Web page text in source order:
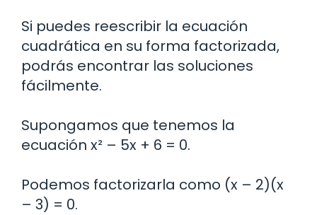
Si puedes reescribir la ecuación
cuadrática en su forma factorizada,
podrás encontrar las soluciones
fácilmente.
Supongamos que tenemos la
ecuación x² – 5x + 6 = 0.
Podemos factorizarla como (x – 2)(x
– 3) = 0.